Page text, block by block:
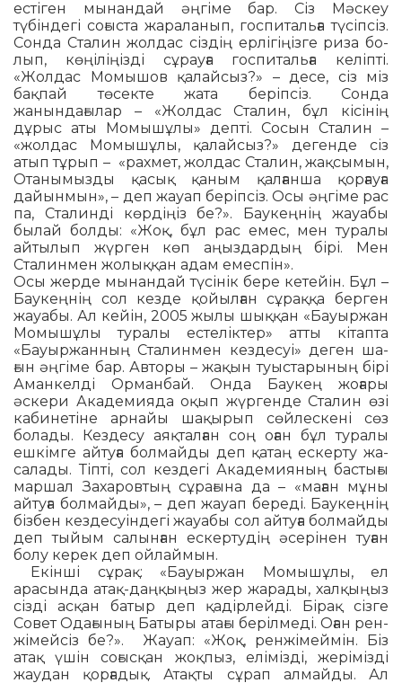
естіген мынандай әңгі­ме бар. Сіз Мәскеу
түбіндегі соғыста жа­­раланып, госпитальға түсіпсіз.
Сонда Ста­лин жолдас сіздің ерлігіңізге риза бо­
лып, көңіліңізді сұрауға госпитальға ке­ліпті.
«Жолдас Момышов қалайсыз?» – десе, сіз міз
бақпай төсекте жата бе­ріп­сіз. Сонда
жанындағылар – «Жолдас Ста­лин, бұл кісінің
дұрыс аты Момышұлы» деп­ті. Сосын Сталин –
«жолдас Момыш­ұлы, қалайсыз?» дегенде сіз
атып тұрып – «рахмет, жолдас Сталин, жақсымын,
Ота­нымызды қасық қаным қалғанша қор­ғауға
дайынмын», – деп жауап беріп­сіз. Осы әңгіме рас
па, Сталинді көрдіңіз бе?». Бау­кеңнің жауабы
былай болды: «Жоқ, бұл рас емес, мен туралы
айтылып жүр­ген көп аңыздардың бірі. Мен
Сталинмен жолыққан адам емеспін».
Осы жерде мынандай түсінік бере ке­тейін. Бұл –
Баукеңнің сол кезде қойылған сұраққа берген
жауабы. Ал кейін, 2005 жылы шыққан «Бауыржан
Момышұлы ту­ралы естеліктер» атты кітапта
«Бауыр­жан­ның Сталинмен кездесуі» деген ша­
ғын әңгіме бар. Авторы – жақын туыс­та­рының бірі
Аманкелді Орманбай. Онда Баукең жоғары
әскери Академияда оқып жүргенде Сталин өзі
кабинетіне арнайы шақырып сөйлескені сөз
болады. Кездесу аяқталған соң оған бұл туралы
ешкімге айтуға болмайды деп қатаң ескерту жа­
са­лады. Тіпті, сол кездегі Академияның бас­тығы
маршал Захаровтың сұрағына да – «маған мұны
айтуға болмайды», – деп жа­уап береді. Баукеңнің
бізбен кез­де­суіндегі жауабы сол айтуға болмайды
деп тыйым салынған ескертудің әсерінен туған
болу керек деп ойлаймын.
Екінші сұрақ: «Бауыржан Момышұлы, ел
арасында атақ-даңқыңыз жер жарады, халқыңыз
сізді асқан батыр деп қа­дір­­лейді. Бірақ сізге
Совет Одағының Ба­­тыры атағы берілмеді. Оған рен­
жі­мей­сіз бе?». Жауап: «Жоқ, ренжімеймін. Біз
атақ үшін соғысқан жоқпыз, елімізді, же­рі­мізді
жаудан қорғадық. Атақты сұрап ал­майды. Ал